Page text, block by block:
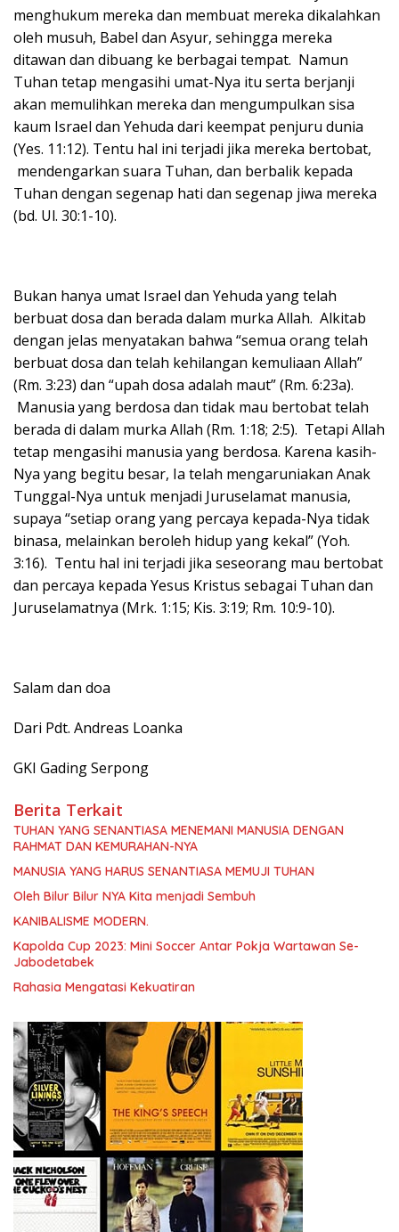
menghukum mereka dan membuat mereka dikalahkan
oleh musuh, Babel dan Asyur, sehingga mereka
ditawan dan dibuang ke berbagai tempat. Namun
Tuhan tetap mengasihi umat-Nya itu serta berjanji
akan memulihkan mereka dan mengumpulkan sisa
kaum Israel dan Yehuda dari keempat penjuru dunia
(Yes. 11:12). Tentu hal ini terjadi jika mereka bertobat,
mendengarkan suara Tuhan, dan berbalik kepada
Tuhan dengan segenap hati dan segenap jiwa mereka
(bd. Ul. 30:1-10).
Bukan hanya umat Israel dan Yehuda yang telah
berbuat dosa dan berada dalam murka Allah. Alkitab
dengan jelas menyatakan bahwa “semua orang telah
berbuat dosa dan telah kehilangan kemuliaan Allah”
(Rm. 3:23) dan “upah dosa adalah maut” (Rm. 6:23a).
Manusia yang berdosa dan tidak mau bertobat telah
berada di dalam murka Allah (Rm. 1:18; 2:5). Tetapi Allah
tetap mengasihi manusia yang berdosa. Karena kasih-
Nya yang begitu besar, Ia telah mengaruniakan Anak
Tunggal-Nya untuk menjadi Juruselamat manusia,
supaya “setiap orang yang percaya kepada-Nya tidak
binasa, melainkan beroleh hidup yang kekal” (Yoh.
3:16). Tentu hal ini terjadi jika seseorang mau bertobat
dan percaya kepada Yesus Kristus sebagai Tuhan dan
Juruselamatnya (Mrk. 1:15; Kis. 3:19; Rm. 10:9-10).
Salam dan doa
Dari Pdt. Andreas Loanka
GKI Gading Serpong
Berita Terkait
TUHAN YANG SENANTIASA MENEMANI MANUSIA DENGAN
RAHMAT DAN KEMURAHAN-NYA
MANUSIA YANG HARUS SENANTIASA MEMUJI TUHAN
Oleh Bilur Bilur NYA Kita menjadi Sembuh
KANIBALISME MODERN.
Kapolda Cup 2023: Mini Soccer Antar Pokja Wartawan Se-
Jabodetabek
Rahasia Mengatasi Kekuatiran